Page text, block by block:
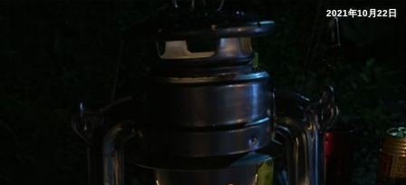
2021年10月22日